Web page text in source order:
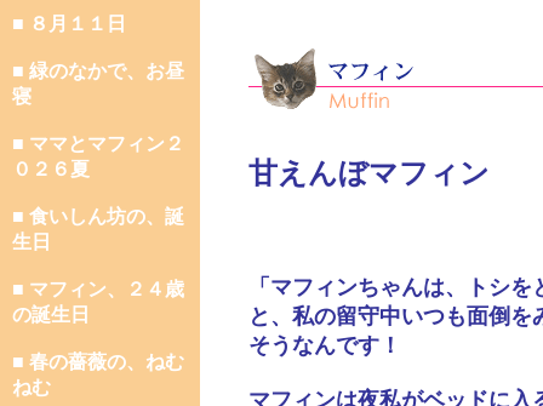
■ ８月１１日
■ 緑のなかで、お昼
寝
■ ママとマフィン２
０２６夏
■ 食いしん坊の、誕
生日
■ マフィン、２４歳
の誕生日
■ 春の薔薇の、ねむ
ねむ
甘えんぼマフィン
「マフィンちゃんは、トシ
と、私の留守中いつも面倒
そうなんです！
マフィンは夜私がベッドに